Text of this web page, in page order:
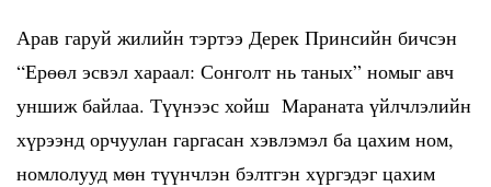
Арав гаруй жилийн тэртээ Дерек Принсийн бичсэн
“Ерөөл эсвэл хараал: Сонголт нь таных” номыг авч
уншиж байлаа. Түүнээс хойш Мараната үйлчлэлийн
хүрээнд орчуулан гаргасан хэвлэмэл ба цахим ном,
номлолууд мөн түүнчлэн бэлтгэн хүргэдэг цахим